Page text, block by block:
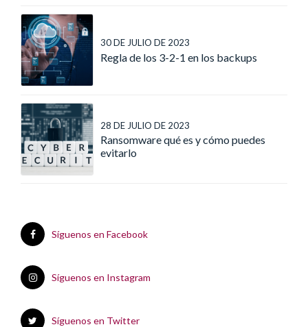
30 DE JULIO DE 2023
Regla de los 3-2-1 en los backups
28 DE JULIO DE 2023
Ransomware qué es y cómo puedes
evitarlo
Síguenos en Facebook
Síguenos en Instagram
Síguenos en Twitter